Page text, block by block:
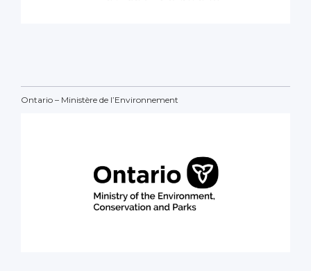
Ontario – Ministère de l’Environnement